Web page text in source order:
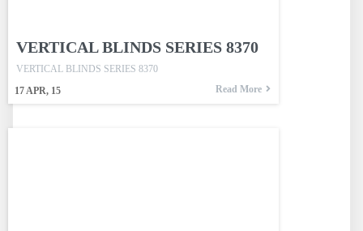
VERTICAL BLINDS SERIES 8370
17 APR, 15
VERTICAL BLINDS SERIES 8370
Read More